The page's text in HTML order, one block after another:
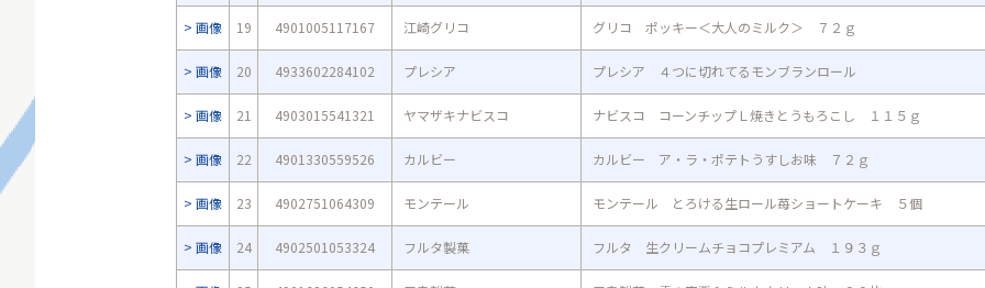
画像 19 4901005117167 江崎グリコ グリコ ポッキー＜大人のミルク＞ ７２ｇ
画像 20 4933602284102 プレシア プレシア ４つに切れてるモンブランロール
画像 21 4903015541321 ヤマザキナビスコ ナビスコ コーンチップＬ焼きとうもろこし １１５ｇ
画像 22 4901330559526 カルビー カルビー ア・ラ・ポテトうすしお味 ７２ｇ
画像 23 4902751064309 モンテール モンテール とろける生ロール苺ショートケーキ ５個
画像 24 4902501053324 フルタ製菓 フルタ 生クリームチョコプレミアム １９３ｇ